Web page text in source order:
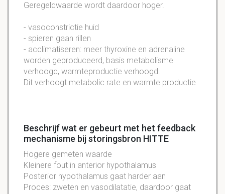
Geregeldwaarde wordt daardoor hoger.
- vasoconstrictie huid
- spieren gaan rillen
- acclimatiseren: meer thyroxine en adrenaline
worden geproduceerd, basis metabolisme
verhoogd, warmteproductie verhoogd.
Dit verhoogt metabolic rate en warmte productie
Beschrijf wat er gebeurt met het feedback
mechanisme bij storingsbron HITTE
Hogere gemeten waarde
Kleinere fout in anterior hypothalamus
Posterior hypothalamus gaat harder aan
Proces: zweten en vasodilatatie, daardoor gaat